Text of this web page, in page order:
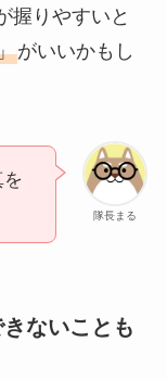
握りやすいと
がいいかもし
隊長まる
ないことも